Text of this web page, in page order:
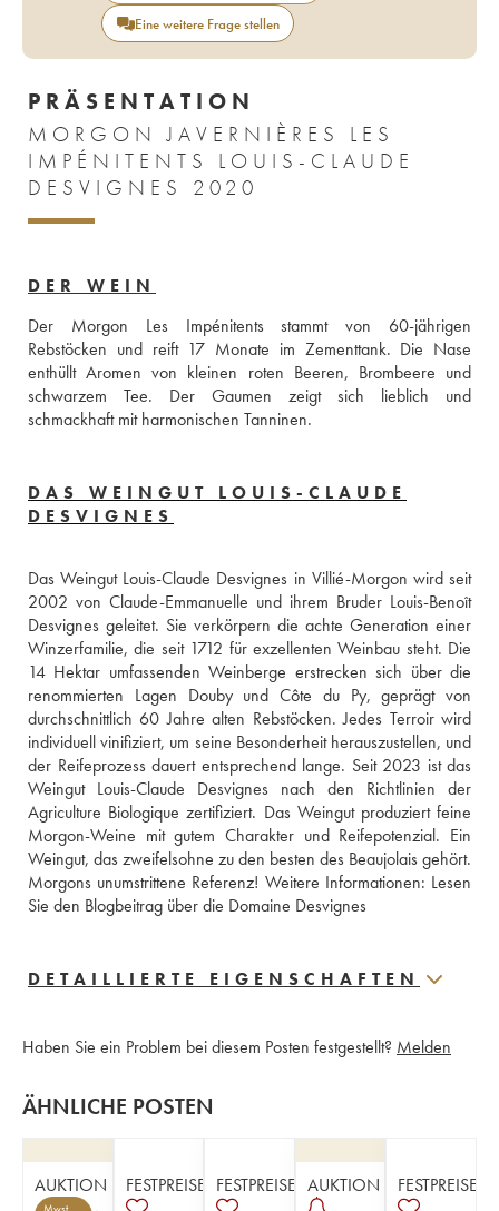
Eine weitere Frage stellen
PRÄSENTATION
MORGON JAVERNIÈRES LES
IMPÉNITENTS LOUIS-CLAUDE
DESVIGNES 2020
DER WEIN
Der Morgon Les Impénitents stammt von 60-jährigen
Rebstöcken und reift 17 Monate im Zementtank. Die Nase
enthüllt Aromen von kleinen roten Beeren, Brombeere und
schwarzem Tee. Der Gaumen zeigt sich lieblich und
schmackhaft mit harmonischen Tanninen.
DAS WEINGUT LOUIS-CLAUDE
DESVIGNES
Das Weingut Louis-Claude Desvignes in Villié-Morgon wird seit
2002 von Claude-Emmanuelle und ihrem Bruder Louis-Benoît
Desvignes geleitet. Sie verkörpern die achte Generation einer
Winzerfamilie, die seit 1712 für exzellenten Weinbau steht. Die
14 Hektar umfassenden Weinberge erstrecken sich über die
renommierten Lagen Douby und Côte du Py, geprägt von
durchschnittlich 60 Jahre alten Rebstöcken. Jedes Terroir wird
individuell vinifiziert, um seine Besonderheit herauszustellen, und
der Reifeprozess dauert entsprechend lange. Seit 2023 ist das
Weingut Louis-Claude Desvignes nach den Richtlinien der
Agriculture Biologique zertifiziert. Das Weingut produziert feine
Morgon-Weine mit gutem Charakter und Reifepotenzial. Ein
Weingut, das zweifelsohne zu den besten des Beaujolais gehört.
Morgons unumstrittene Referenz! Weitere Informationen: Lesen
Sie den Blogbeitrag über die Domaine Desvignes
DETAILLIERTE EIGENSCHAFTEN
Haben Sie ein Problem bei diesem Posten festgestellt? Melden
ÄHNLICHE POSTEN
AUKTION FESTPREISE FESTPREISE AUKTION FESTPREISE